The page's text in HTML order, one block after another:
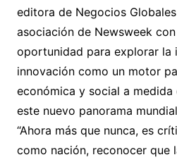
editora de Negocios
asociación de Newsweek
oportunidad para explorar la
innovación como un motor
económica y social a medida
este nuevo panorama
“Ahora más que nunca, es
como nación, reconocer que